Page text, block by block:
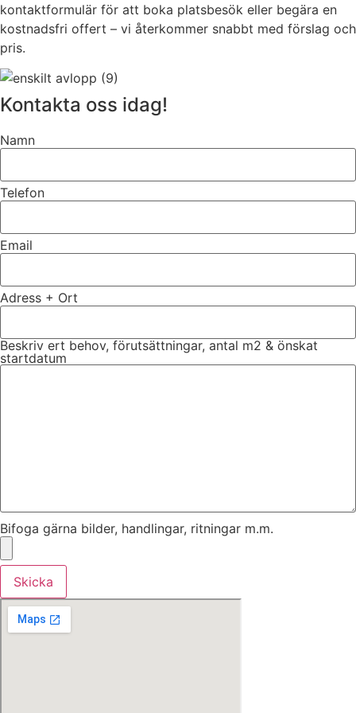
kontaktformulär för att boka platsbesök eller begära en
kostnadsfri offert – vi återkommer snabbt med förslag och
pris.
Kontakta oss idag!
Namn
Telefon
Email
Adress + Ort
Beskriv ert behov, förutsättningar, antal m2 & önskat
startdatum
Bifoga gärna bilder, handlingar, ritningar m.m.
Skicka